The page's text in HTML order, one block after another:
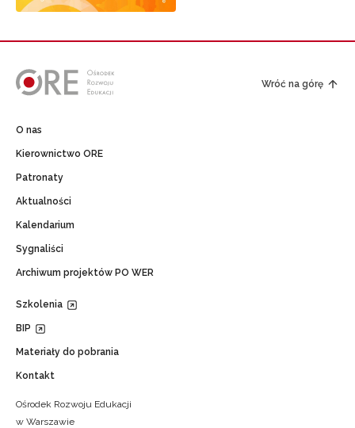
Wróć na górę
O nas
Kierownictwo ORE
Patronaty
Aktualności
Kalendarium
Sygnaliści
Archiwum projektów PO WER
Szkolenia
BIP
Materiały do pobrania
Kontakt
Ośrodek Rozwoju Edukacji
w Warszawie